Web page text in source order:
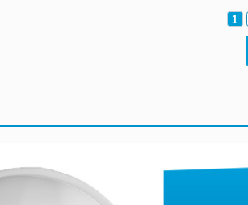
1